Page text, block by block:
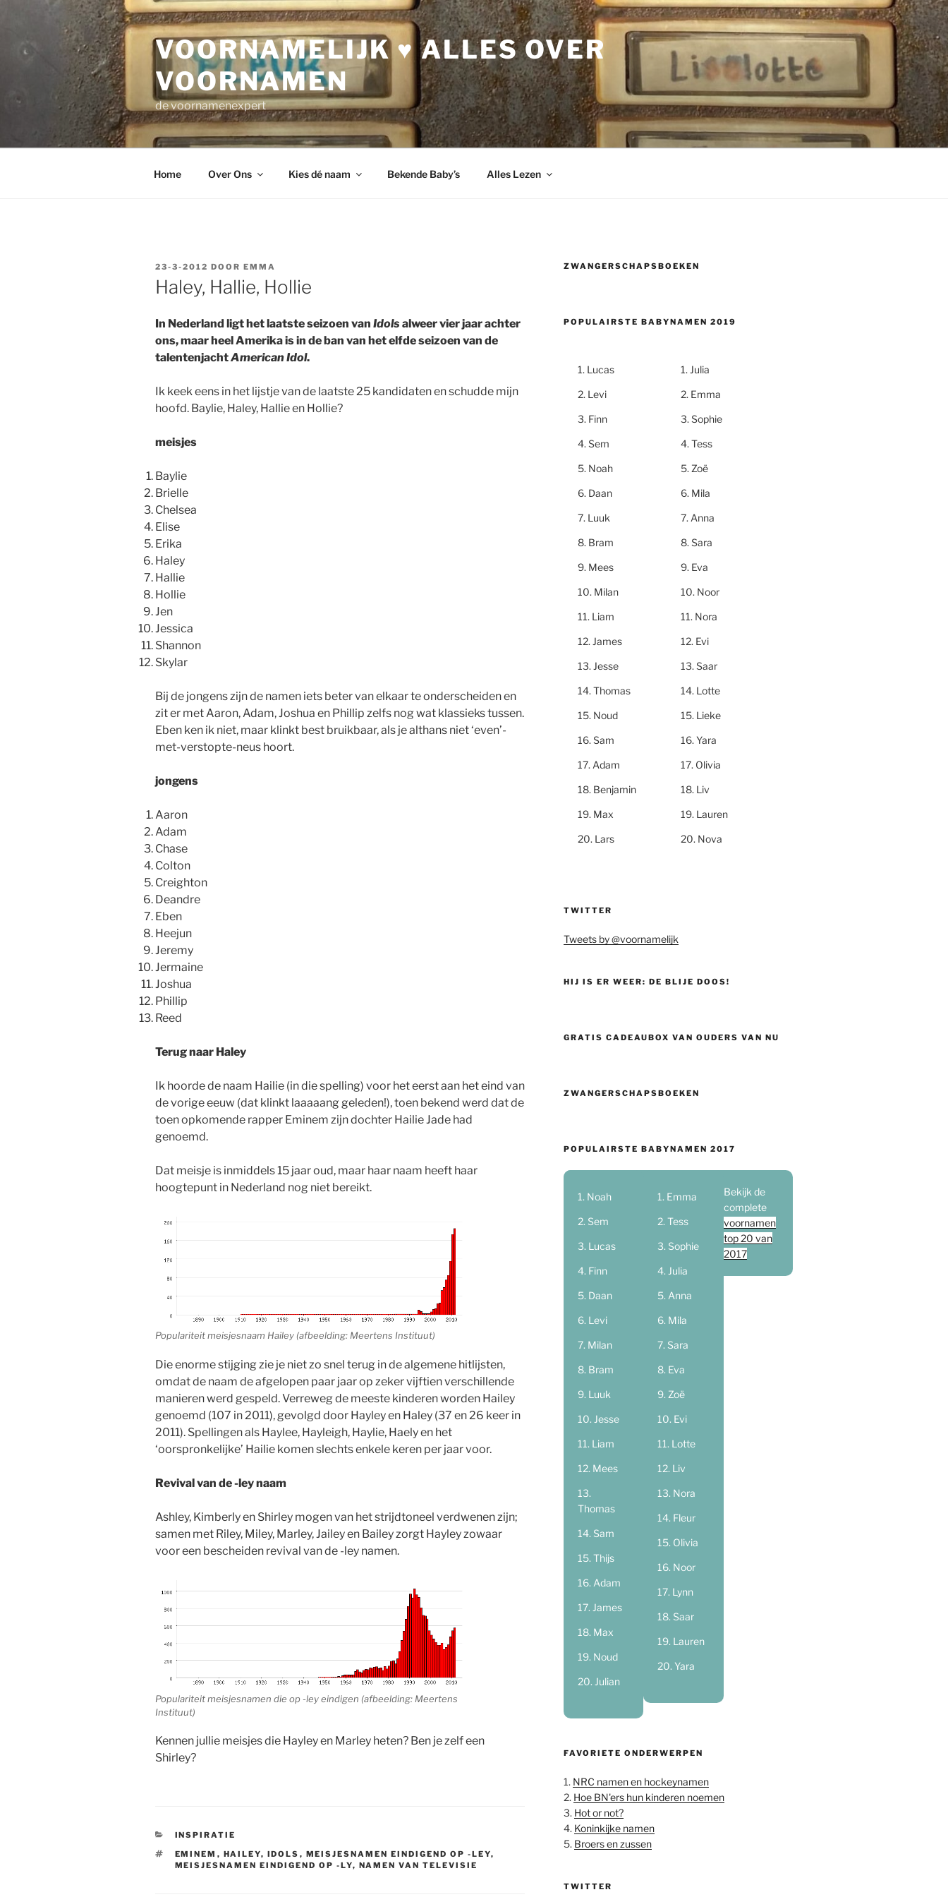
inhoud
VOORNAMELIJK ♥ ALLES OVER
VOORNAMEN
de voornamenexpert
Home Over Ons Kies dé naam Bekende Baby’s Alles Lezen
GEPLAATST
OP
23-3-2012 DOOR EMMA
Haley, Hallie, Hollie
In Nederland ligt het laatste seizoen van Idols alweer vier jaar achter
ons, maar heel Amerika is in de ban van het elfde seizoen van de
talentenjachtAmerican Idol.
Ik keek eens in het lijstje van de laatste 25 kandidaten en schudde mijn
hoofd. Baylie, Haley, Hallie en Hollie?
meisjes
Baylie
Brielle
Chelsea
Elise
Erika
Haley
Hallie
Hollie
Jen
Jessica
Shannon
Skylar
Bij de jongens zijn de namen iets beter van elkaar te onderscheiden en
zit er met Aaron, Adam, Joshua en Phillip zelfs nog wat klassieks tussen.
Eben ken ik niet, maar klinkt best bruikbaar, als je althans niet ‘even’-
met-verstopte-neus hoort.
jongens
Aaron
Adam
Chase
Colton
Creighton
Deandre
Eben
Heejun
Jeremy
Jermaine
Joshua
Phillip
Reed
Terug naar Haley
Ik hoorde de naam Hailie (in die spelling) voor het eerst aan het eind van
de vorige eeuw (dat klinkt laaaaang geleden!), toen bekend werd dat de
toen opkomende rapper Eminem zijn dochter Hailie Jade had
genoemd.
Dat meisje is inmiddels 15 jaar oud, maar haar naam heeft haar
hoogtepunt in Nederland nog niet bereikt.
Populariteit meisjesnaam Hailey (afbeelding: Meertens Instituut)
Die enorme stijging zie je niet zo snel terug in de algemene hitlijsten,
omdat de naam de afgelopen paar jaar op zeker vijftien verschillende
manieren werd gespeld. Verreweg de meeste kinderen worden Hailey
genoemd (107 in 2011), gevolgd door Hayley en Haley (37 en 26 keer in
2011). Spellingen als Haylee, Hayleigh, Haylie, Haely en het
‘oorspronkelijke’ Hailie komen slechts enkele keren per jaar voor.
Revival van de -ley naam
Ashley, Kimberly en Shirley mogen van het strijdtoneel verdwenen zijn;
samen met Riley, Miley, Marley, Jailey en Bailey zorgt Hayley zowaar
voor een bescheiden revival van de -ley namen.
Populariteit meisjesnamen die op -ley eindigen (afbeelding: Meertens
Instituut)
Kennen jullie meisjes die Hayley en Marley heten? Ben je zelf een
Shirley?
CATEGORIEËN
INSPIRATIE
TAGS
EMINEM , HAILEY, IDOLS , MEISJESNAMEN EINDIGEND OP -LEY,
MEISJESNAMEN EINDIGEND OP -LY, NAMEN VAN TELEVISIE
ZWANGERSCHAPSBOEKEN
POPULAIRSTE BABYNAMEN 2019
Lucas
Levi
Finn
Sem
Noah
Daan
Luuk
Bram
Mees
Milan
Liam
James
Jesse
Thomas
Noud
Sam
Adam
Benjamin
Max
Lars
Julia
Emma
Sophie
Tess
Zoë
Mila
Anna
Sara
Eva
Noor
Nora
Evi
Saar
Lotte
Lieke
Yara
Olivia
Liv
Lauren
Nova
TWITTER
Tweets by @voornamelijk
HIJ IS ER WEER: DE BLIJE DOOS!
GRATIS CADEAUBOX VAN OUDERS VAN NU
ZWANGERSCHAPSBOEKEN
POPULAIRSTE BABYNAMEN 2017
Noah
Sem
Lucas
Finn
Daan
Levi
Milan
Bram
Luuk
Jesse
Liam
Mees
Thomas
Sam
Thijs
Adam
James
Max
Noud
Julian
Emma
Tess
Sophie
Julia
Anna
Mila
Sara
Eva
Zoë
Evi
Lotte
Liv
Nora
Fleur
Olivia
Noor
Lynn
Saar
Lauren
Yara
Bekijk de
complete
voornamen
top 20 van
2017
FAVORIETE ONDERWERPEN
1. NRC namen en hockeynamen
2. Hoe BN'ers hun kinderen noemen
3. Hot or not?
4. Koninkijke namen
5. Broers en zussen
TWITTER